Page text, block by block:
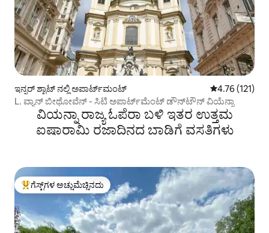
ಇನ್ನರ್ ಶ್ಟಾಟ್ ನಲ್ಲಿ ಅಪಾರ್ಟ್‌ಮಂಟ್ 5 ರಲ್ಲಿ 4.76
4.76 (121)
L. ವ್ಯಾನ್ ಬೀಥೋವೆನ್ - ಸಿಟಿ ಅಪಾರ್ಟ್‌ಮೆಂಟ್ ಡೌನ್‌ಟೌನ್ ವಿಯೆನ್ನಾ
ವಿಯನ್ನಾ ರಾಜ್ಯ ಓಪೆರಾ ಬಳಿ ಇತರ ಉತ್ತಮ
ಐಷಾರಾಮಿ ರಜಾದಿನದ ಬಾಡಿಗೆ ವಸತಿಗಳು
ಗೆಸ್ಟ್‌ಗಳಿಗೆ ಅತಿ ಹೆಚ್ಚು ಅಚ್ಚುಮೆಚ್ಚಿನದು
ಗೆಸ್ಟ್‌ಗಳ ಅಚ್ಚುಮೆಚ್ಚಿನದು